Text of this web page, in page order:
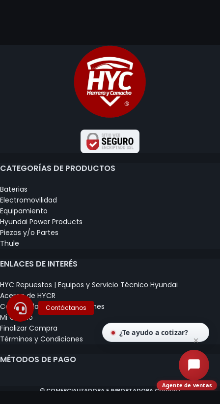
CATEGORÍAS DE PRODUCTOS
Baterias
Electromovilidad
Equipamiento
Hyundai Power Products
Piezas y/o Partes
Thule
ENLACES DE INTERÉS
HYC Repuestos | Equipos y Servicio Técnico Hyundai
Acerca de HYCR
Certificados y Capacitaciones
Mi Carrito
Finalizar Compra
Términos y Condiciones
MÉTODOS DE PAGO
© COMERCIALIZADORA E IMPORTADORA CLAUDIO
¿Te ayudo a cotizar?
Agente de ventas